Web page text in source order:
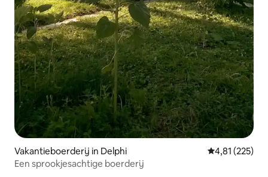
Vakantieboerderij in Delphi Gemiddelde
4,81 (225)
Een sprookjesachtige boerderij